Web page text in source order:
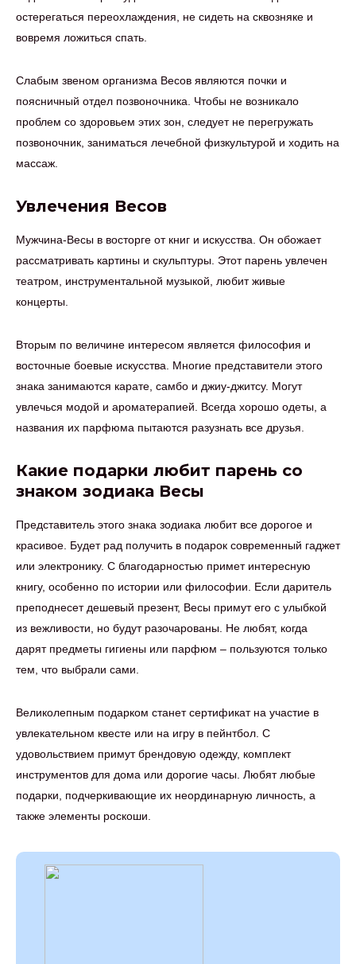
остерегаться переохлаждения, не сидеть на сквозняке и
вовремя ложиться спать.
Слабым звеном организма Весов являются почки и
поясничный отдел позвоночника. Чтобы не возникало
проблем со здоровьем этих зон, следует не перегружать
позвоночник, заниматься лечебной физкультурой и ходить на
массаж.
Увлечения Весов
Мужчина-Весы в восторге от книг и искусства. Он обожает
рассматривать картины и скульптуры. Этот парень увлечен
театром, инструментальной музыкой, любит живые
концерты.
Вторым по величине интересом является философия и
восточные боевые искусства. Многие представители этого
знака занимаются карате, самбо и джиу-джитсу. Могут
увлечься модой и ароматерапией. Всегда хорошо одеты, а
названия их парфюма пытаются разузнать все друзья.
Какие подарки любит парень со
знаком зодиака Весы
Представитель этого знака зодиака любит все дорогое и
красивое. Будет рад получить в подарок современный гаджет
или электронику. С благодарностью примет интересную
книгу, особенно по истории или философии. Если даритель
преподнесет дешевый презент, Весы примут его с улыбкой
из вежливости, но будут разочарованы. Не любят, когда
дарят предметы гигиены или парфюм – пользуются только
тем, что выбрали сами.
Великолепным подарком станет сертификат на участие в
увлекательном квесте или на игру в пейнтбол. С
удовольствием примут брендовую одежду, комплект
инструментов для дома или дорогие часы. Любят любые
подарки, подчеркивающие их неординарную личность, а
также элементы роскоши.